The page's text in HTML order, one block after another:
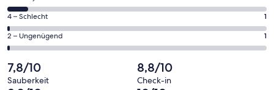
Gästebewertungen
haben
eine
Bewertung
von
10
-
insgesamt
77
Gästebewertungen
haben
eine
Bewertung
von
von
insgesamt
77
Gästebewertungen
haben
eine
Bewertung
1
von
insgesamt
Gästebewertungen
haben
4 – Schlecht 1
1
von
insgesamt
77
2 – Ungenügend 1
7,8/10
Sauberkeit
8,8/10
Check-in